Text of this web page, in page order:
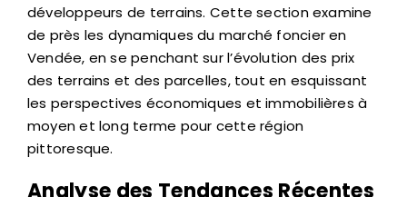
développeurs de terrains. Cette section examine
de près les dynamiques du marché foncier en
Vendée, en se penchant sur l’évolution des prix
des terrains et des parcelles, tout en esquissant
les perspectives économiques et immobilières à
moyen et long terme pour cette région
pittoresque.
Analyse des Tendances Récentes